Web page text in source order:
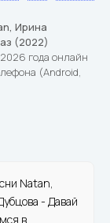
Ирина
(2022)
года онлайн
(Android,
Natan,
- Давай
в